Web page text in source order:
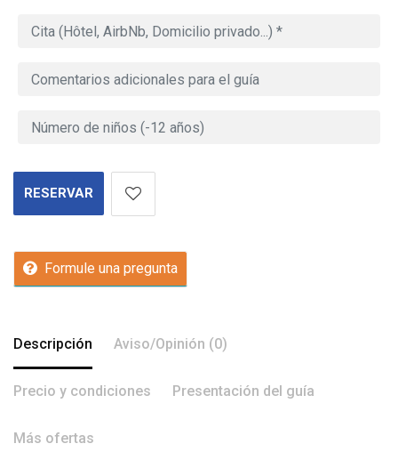
RESERVAR
Formule una pregunta
Descripción Aviso/Opinión (0)
Precio y condiciones Presentación del guía
Más ofertas